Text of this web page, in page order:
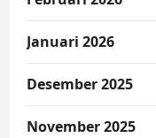
Januari 2026
Desember 2025
November 2025